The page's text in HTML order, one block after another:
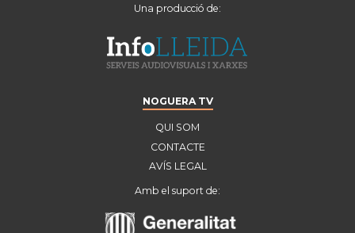
Una producció de:
NOGUERA TV
QUI SOM
CONTACTE
AVÍS LEGAL
Amb el suport de: